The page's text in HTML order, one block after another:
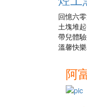
回憶六
土塊堆
帶兒體
溫馨快
阿